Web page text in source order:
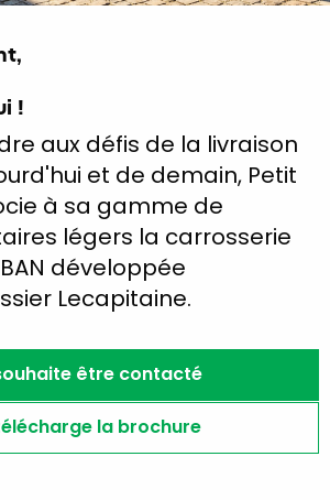
!
aux défis de la livraison
et de demain, Petit
à sa gamme de
légers la carrosserie
développée
Lecapitaine.
être contacté
la brochure